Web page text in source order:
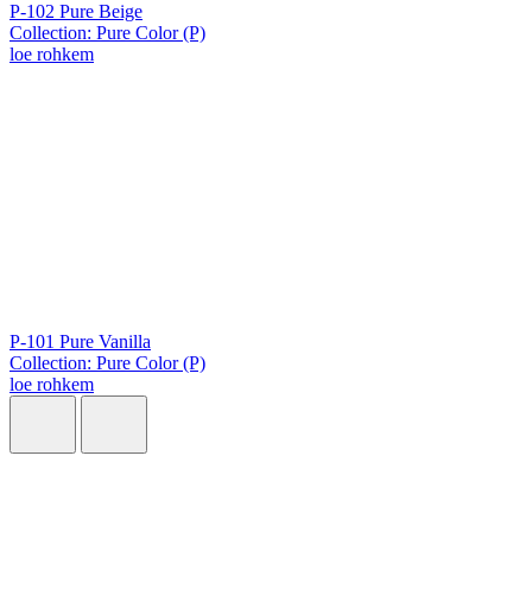
P-102 Pure Beige
Collection: Pure Color (P)
loe rohkem
P-101 Pure Vanilla
Collection: Pure Color (P)
loe rohkem